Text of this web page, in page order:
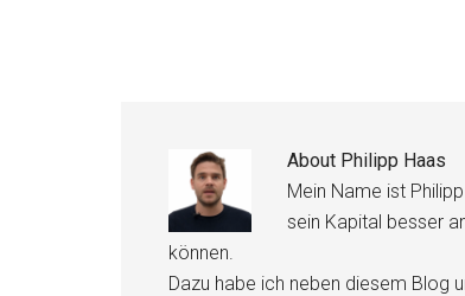
About Philipp Haas
Mein Name ist
sein Kapital besser
können.
Dazu habe ich neben diesem Blog